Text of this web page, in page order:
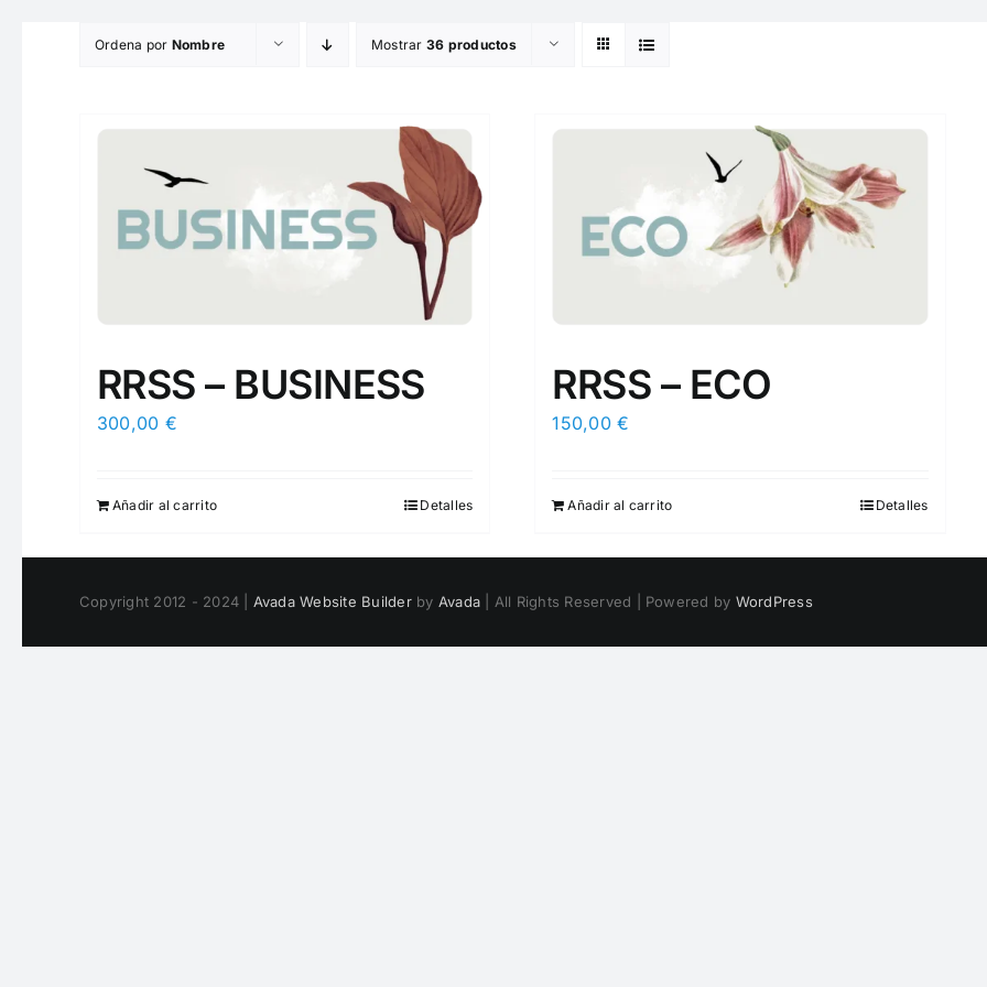
Ordena por Nombre Mostrar 36 productos
RRSS – BUSINESS
300,00 €
Añadir al carrito Detalles
RRSS – ECO
150,00€
Añadir al carrito Detalles
Copyright 2012 - 2024 | Avada Website Builderby Avada| All Rights Reserved | Powered by WordPress